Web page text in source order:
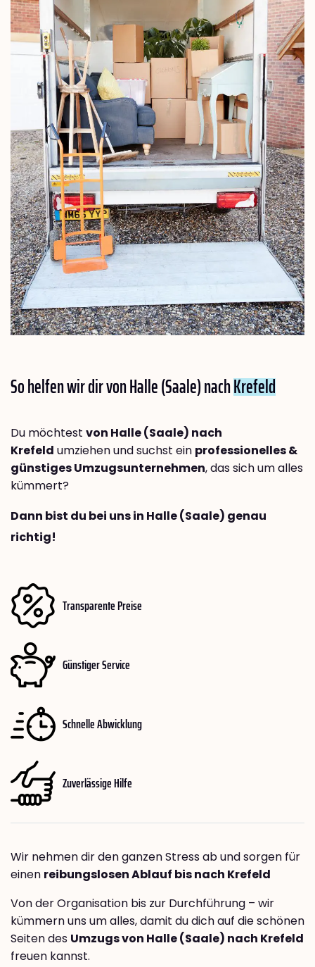
So helfen wir dir von Halle (Saale) nachKrefeld
Du möchtest von Halle (Saale) nach
Krefeld umziehen und suchst ein professionelles &
günstiges Umzugsunternehmen, das sich um alles
kümmert?
Dann bist du bei uns in Halle (Saale) genau
richtig!
Transparente Preise
Günstiger Service
Schnelle Abwicklung
Zuverlässige Hilfe
Wir nehmen dir den ganzen Stress ab und sorgen für
einen reibungslosen Ablauf bis nach Krefeld
Von der Organisation bis zur Durchführung – wir
kümmern uns um alles, damit du dich auf die schönen
Seiten des Umzugs von Halle (Saale) nach Krefeld
freuen kannst.